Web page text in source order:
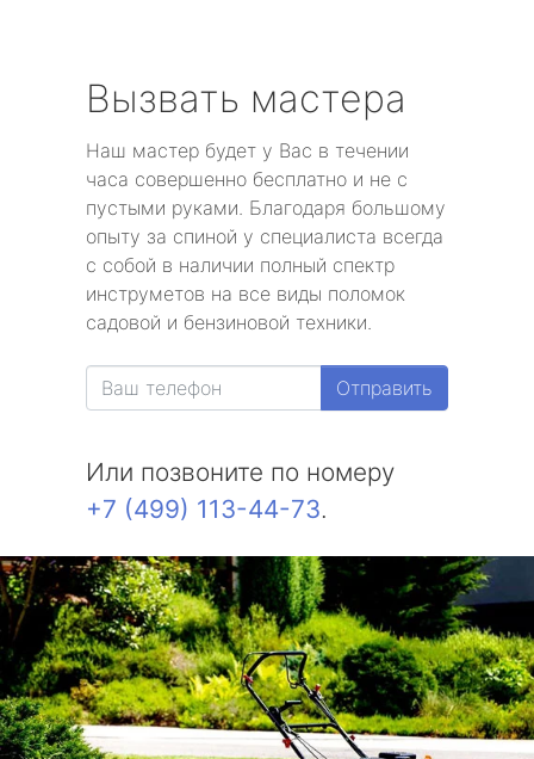
Вызвать мастера
Наш мастер будет у Вас в течении
часа совершенно бесплатно и не с
пустыми руками. Благодаря большому
опыту за спиной у специалиста всегда
с собой в наличии полный спектр
инструметов на все виды поломок
садовой и бензиновой техники.
Отправить
Или позвоните по номеру
+7 (499) 113-44-73.